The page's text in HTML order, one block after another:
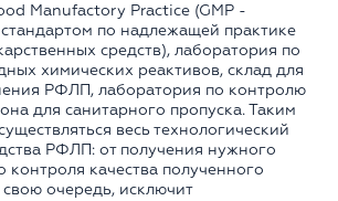
Manufactory Practice (GMP -
по надлежащей практике
средств), лаборатория по
химических реактивов, склад для
РФЛП, лаборатория по контролю
для санитарного пропуска. Таким
весь технологический
РФЛП: от получения нужного
контроля качества полученного
свою очередь, исключит